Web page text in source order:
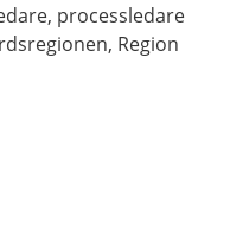
processledare
Region